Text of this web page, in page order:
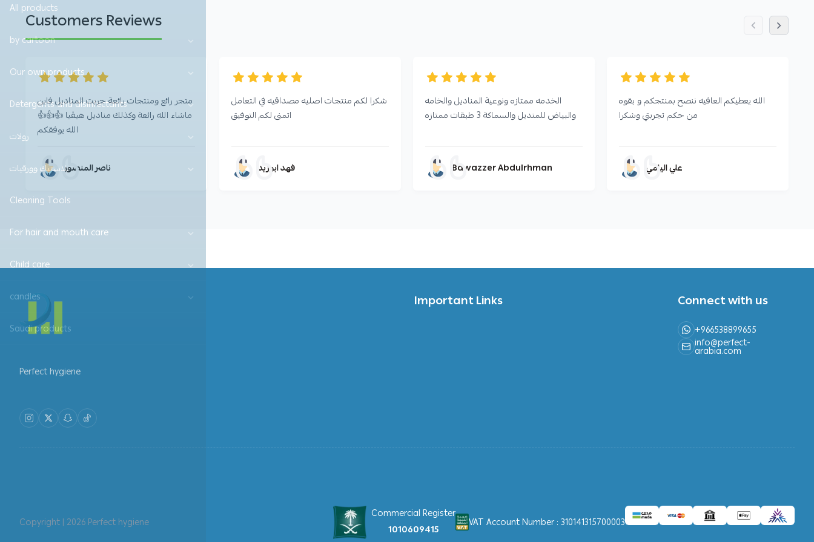
All products
by cartoon
Our own products
Detergents and disinfectants
رولات
بلاستيك وورقيات
Cleaning Tools
For hair and mouth care
Child care
candles
Saudi products
Customers Reviews
متجر رائع ومنتجات رائعة جربت المناديل فاين
ماشاء الله رائعة وكذلك مناديل هيڤيا 👍👍👍
الله يوفقكم
ناصر المنصور
شكرا لكم منتجات اصليه مصداقيه في التعامل
اتمنى لكم التوفيق
فهد ابوزيد
الخدمه ممتازه ونوعية المناديل والخامه
والبياض للمنديل والسماكة 3 طبقات ممتازه
Bawazzer Abdulrhman
الله يعطيكم العافيه ننصح بمنتجكم و بقوه
من حكم تجربتي وشكرا
علي اليامي
Perfect hygiene
Important Links Connect with us
+966538899655
info@perfect-
arabia.com
Copyright | 2026Perfect hygiene
Commercial Register
1010609415
VAT Account Number : 310141315700003